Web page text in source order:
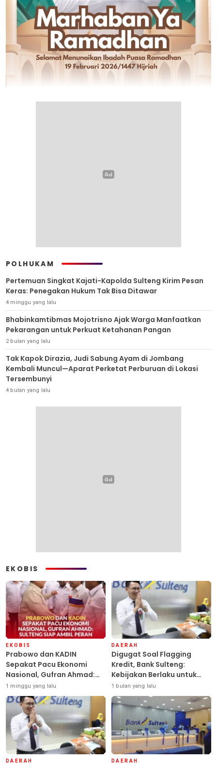
POLHUKAM
Pertemuan Singkat Kajati-Kapolda Sulteng Kirim Pesan
Keras: Penegakan Hukum Tak Bisa Ditawar
4 minggu yang lalu
Bhabinkamtibmas Mojotrisno Ajak Warga Manfaatkan
Pekarangan untuk Perkuat Ketahanan Pangan
2 bulan yang lalu
Tak Kapok Dirazia, Judi Sabung Ayam di Jombang
Kembali Muncul—Aparat Perketat Perburuan di Lokasi
Tersembunyi
4 bulan yang lalu
EKOBIS
EKOBIS
Prabowo dan KADIN
Sepakat Pacu Ekonomi
Nasional, Gufran Ahmad:
Sulteng Siap Ambil Peran
1 minggu yang lalu
DAERAH
Digugat Soal Flagging
Kredit, Bank Sulteng:
Kebijakan Berlaku untuk
Seluruh Debitur ASN
1 bulan yang lalu
DAERAH DAERAH